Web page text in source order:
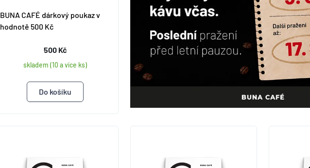
BUNA CAFÉ dárkový poukaz v
hodnotě 500 Kč
500 Kč
skladem (10 a více ks)